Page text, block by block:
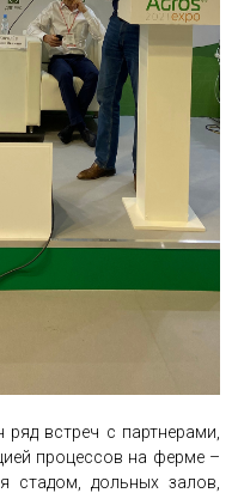
встреч с партнерами,
процессов на ферме –
стадом, дольных залов,